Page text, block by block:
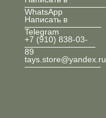
WhatsApp
Написать в
Telegram
+7 (910) 838-03-
89
tays.store@yandex.ru